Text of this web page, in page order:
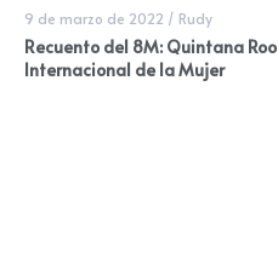
9 de marzo de 2022 / Rudy
Recuento del 8M: Quintana
Internacional de la Mujer